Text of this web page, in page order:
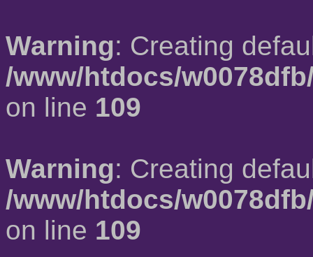
Warning: Creating
/www/htdocs/
on line 109
Warning: Creating
/www/htdocs/
on line 109